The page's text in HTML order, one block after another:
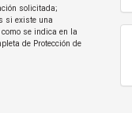
solicitada;
si existe una
se indica en la
de Protección de